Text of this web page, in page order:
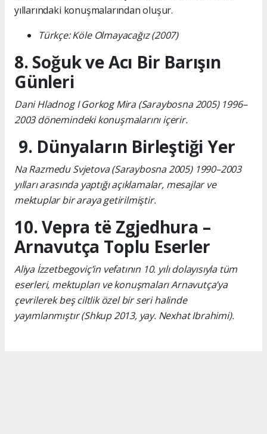
yıllarındaki konuşmalarından oluşur.
Türkçe: Köle Olmayacağız (2007)
8. Soğuk ve Acı Bir Barışın
Günleri
Dani Hladnog I Gorkog Mira (Saraybosna 2005) 1996–
2003 dönemindeki konuşmalarını içerir.
9. Dünyaların Birleştiği Yer
Na Razmedu Svjetova (Saraybosna 2005) 1990–2003
yılları arasında yaptığı açıklamalar, mesajlar ve
mektuplar bir araya getirilmiştir.
10. Vepra të Zgjedhura –
Arnavutça Toplu Eserler
Aliya İzzetbegoviç’in vefatının 10. yılı dolayısıyla tüm
eserleri, mektupları ve konuşmaları Arnavutça’ya
çevrilerek beş ciltlik özel bir seri halinde
yayımlanmıştır (Shkup 2013, yay. Nexhat Ibrahimi).